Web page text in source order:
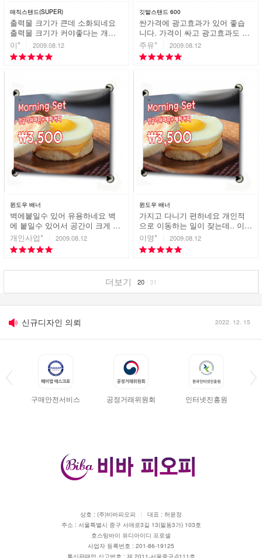
매직스탠드(SUPER)
출력물 크기가 큰데 소화되네요
출력물 크기가 커야좋다는 개인
적인 견해에 걸맞는 거치대를 찾
다가. 이제품을 보게되었는데 좋
네요
이* 2009.08.12
깃발스탠드 600
싼가격에 광고효과가 있어 좋습
니다. 가격이 싸고 광고효과도 되
고 좋습니다.
주유* 2009.08.12
윈도우 배너
벽에붙일수 있어 유용하네요 벽
에 붙일수 있어서 공간이 크게 필
요하지않아 좋습니다.
개인사업* 2009.08.12
윈도우 배너
가지고 다니기 편하네요 개인적
으로 이동하는 일이 잦는데.. 이물
품은 가지고 다니기 편하네요
이영* 2009.08.12
더보기 20 31
견적문의
세금계산서 발행요청
디자인 파일 업로드 시 유의사항 2011. 01. 24
신규디자인 의뢰
구매안전서비스 공정거래위원회 인터넷진흥원
상호 : (주)비바피오피
대표 : 허윤정
주소 : 서울특별시 중구 서애로3길 13(필동3가) 103호
호스팅바이 유디아이디 프로셀
사업자 등록번호 : 201-86-19125
통신판매업 신고번호 : 제 2011-서울중구-0111호